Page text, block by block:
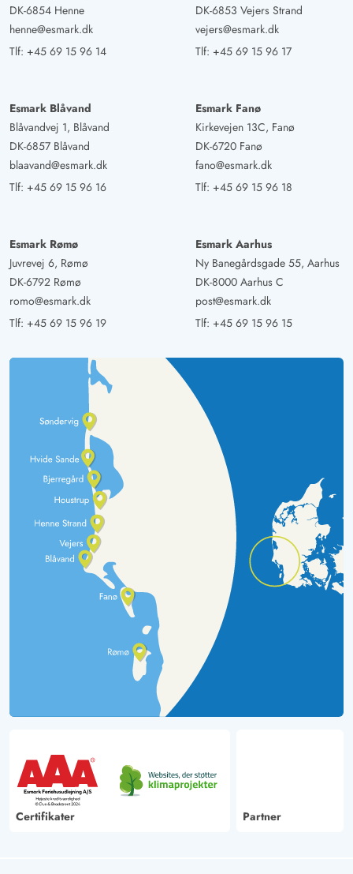
DK-6854 Henne
henne@esmark.dk
Tlf: +45 69 15 96 14
DK-6853 Vejers Strand
vejers@esmark.dk
Tlf: +45 69 15 96 17
Esmark Blåvand
Blåvandvej 1, Blåvand
DK-6857 Blåvand
blaavand@esmark.dk
Tlf: +45 69 15 96 16
Esmark Fanø
Kirkevejen 13C, Fanø
DK-6720 Fanø
fano@esmark.dk
Tlf: +45 69 15 96 18
Esmark Rømø
Juvrevej 6, Rømø
DK-6792 Rømø
romo@esmark.dk
Tlf: +45 69 15 96 19
Esmark Aarhus
Ny Banegårdsgade 55, Aarhus
DK-8000 Aarhus C
post@esmark.dk
Tlf: +45 69 15 96 15
Certifikater Partner